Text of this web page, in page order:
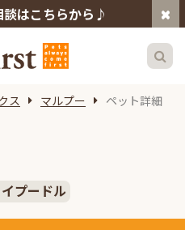
談はこちらから♪
ス マルプー ペット詳細
プードル